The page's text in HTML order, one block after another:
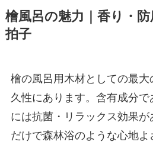
檜風呂の魅力｜香り・
拍子
檜の風呂用木材としての最
久性にあります。含有成分
には抗菌・リラックス効果
だけで森林浴のような心地